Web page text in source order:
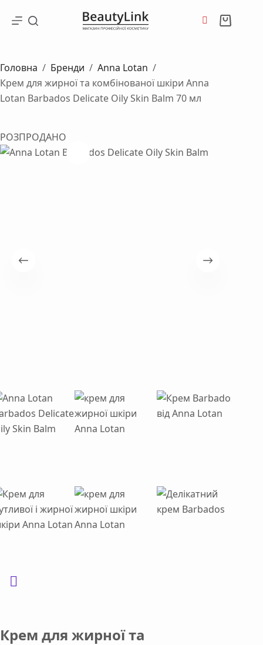
Кошик
Головна / Бренди / Anna Lotan /
Крем для жирної та комбінованої шкіри Anna
Lotan Barbados Delicate Oily Skin Balm 70 мл
РОЗПРОДАНО
Крем для жирної та